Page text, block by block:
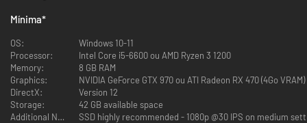
Mínima*
OS:
Windows 10-11
Processor:
Intel Core i5-6600 ou AMD Ryzen 3 1200
Memory:
8 GB RAM
Graphics:
NVIDIA GeForce GTX 970 ou ATI Radeon RX 470 (4Go VRAM)
DirectX:
Version 12
Storage:
42 GB available space
Additional Notes:
SSD highly recommended - 1080p @30 IPS on medium